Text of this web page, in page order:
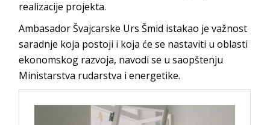
realizacije projekta.
Ambasador Švajcarske Urs Šmid istakao je važnost
saradnje koja postoji i koja će se nastaviti u oblasti
ekonomskog razvoja, navodi se u saopštenju
Ministarstva rudarstva i energetike.